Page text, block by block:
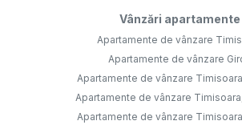
Vânzări apartamente
Apartamente de vânzare
Apartamente de vânzare
Apartamente de vânzare
Apartamente de vânzare
Apartamente de vânzare